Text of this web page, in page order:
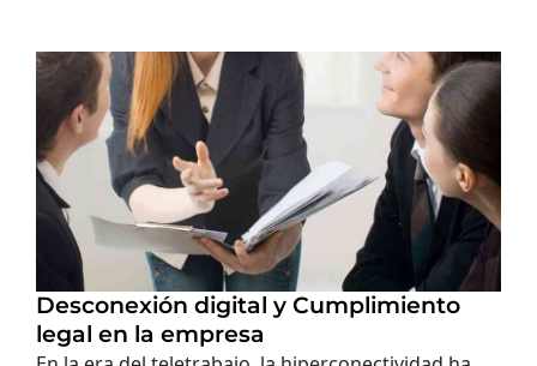
Desconexión digital y Cumplimiento
legal en la empresa